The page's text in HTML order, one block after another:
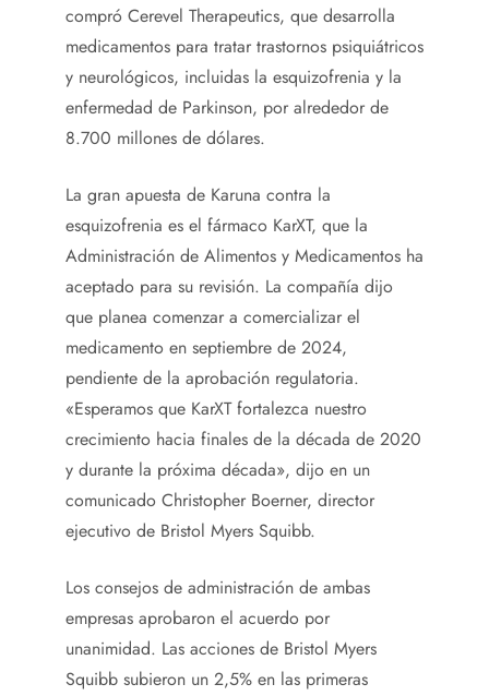
compró Cerevel Therapeutics, que desarrolla
medicamentos para tratar trastornos psiquiátricos
y neurológicos, incluidas la esquizofrenia y la
enfermedad de Parkinson, por alrededor de
8.700 millones de dólares.
La gran apuesta de Karuna contra la
esquizofrenia es el fármaco KarXT, que la
Administración de Alimentos y Medicamentos ha
aceptado para su revisión. La compañía dijo
que planea comenzar a comercializar el
medicamento en septiembre de 2024,
pendiente de la aprobación regulatoria.
«Esperamos que KarXT fortalezca nuestro
crecimiento hacia finales de la década de 2020
y durante la próxima década», dijo en un
comunicado Christopher Boerner, director
ejecutivo de Bristol Myers Squibb.
Los consejos de administración de ambas
empresas aprobaron el acuerdo por
unanimidad. Las acciones de Bristol Myers
Squibb subieron un 2,5% en las primeras